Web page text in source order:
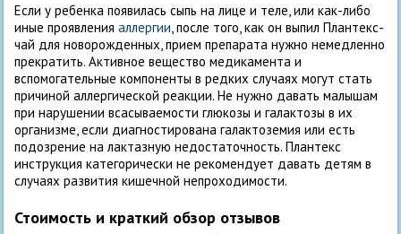
Если у ребенка появилась сыпь на лице и теле, или как-либо
иные проявленияаллергии, после того, как он выпил Плантекс-
чай для новорожденных, прием препарата нужно немедленно
прекратить. Активное вещество медикамента и
вспомогательные компоненты в редких случаях могут стать
причиной аллергической реакции. Не нужно давать малышам
при нарушении всасываемости глюкозы и галактозы в их
организме, если диагностирована галактоземия или есть
подозрение на лактазную недостаточность. Плантекс
инструкция категорически не рекомендует давать детям в
случаях развития кишечной непроходимости.
Стоимость и краткий обзор отзывов